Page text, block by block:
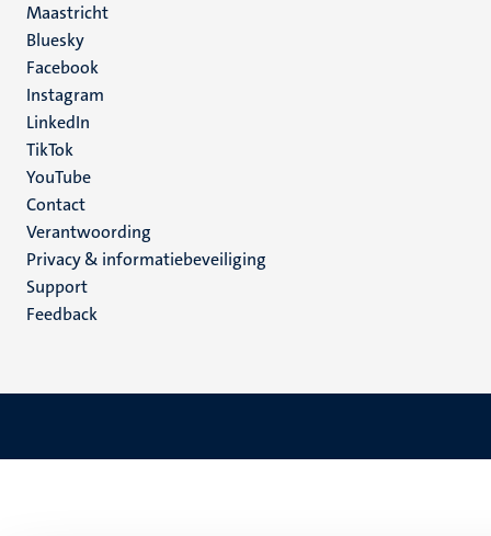
Maastricht
Social
media
Bluesky
Facebook
Instagram
LinkedIn
TikTok
YouTube
Menu
footer
(NL)
Contact
Verantwoording
Privacy & informatiebeveiliging
Support
Feedback